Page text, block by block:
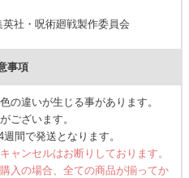
社・呪術廻戦製作委員会
事項
の違いが生じる事があります。
ございます。
間で発送となります。
ャンセルはお断りしております。
入の場合、全ての商品が揃ってか